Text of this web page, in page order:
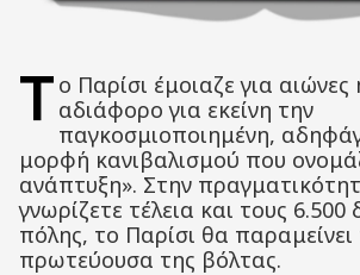
Τ ο Παρίσι έμοιαζε για
αδιάφορο για εκείνη την
παγκοσμιοποιημένη,
μορφή κανιβαλισμού που
ανάπτυξη». Στην
γνωρίζετε τέλεια και τους
πόλης, το Παρίσι θα
πρωτεύουσα της βόλτας.